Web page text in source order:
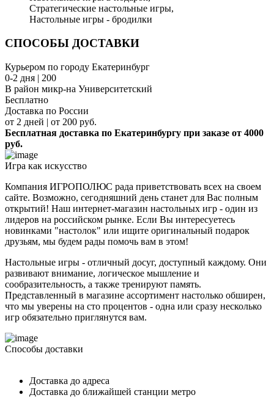
Стратегические настольные игры,
Настольные игры - бродилки
СПОСОБЫ ДОСТАВКИ
Курьером по городу Екатеринбург
0-2 дня | 200
В район микр-на Университетский
Бесплатно
Доставка по России
от 2 дней | от 200 руб.
Бесплатная доставка по Екатеринбургу при заказе от 4000
руб.
Игра как искусство
Компания ИГРОПОЛЮС рада приветствовать всех на своем
сайте. Возможно, сегодняшний день станет для Вас полным
открытий! Наш интернет-магазин настольных игр - один из
лидеров на российском рынке. Если Вы интересуетесь
новинками "настолок" или ищите оригинальный подарок
друзьям, мы будем рады помочь вам в этом!
Настольные игры - отличный досуг, доступный каждому. Они
развивают внимание, логическое мышление и
сообразительность, а также тренируют память.
Представленный в магазине ассортимент настолько обширен,
что мы уверены на сто процентов - одна или сразу несколько
игр обязательно приглянутся вам.
Способы доставки
Доставка до адреса
Доставка до ближайшей станции метро